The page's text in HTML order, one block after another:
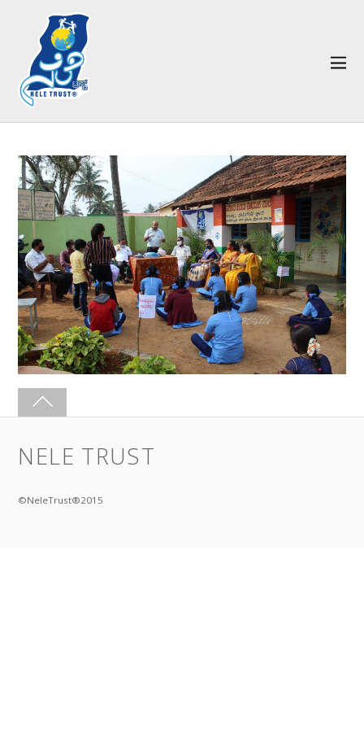
NELE TRUST
©NeleTrust®2015